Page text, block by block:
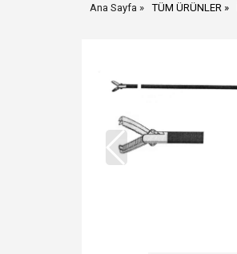
Ana Sayfa TÜM ÜRÜNLER